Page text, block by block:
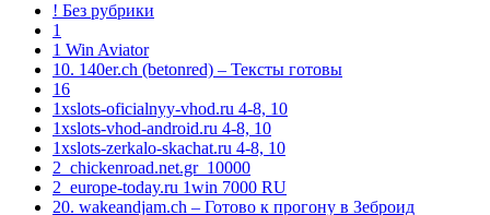
! Без рубрики
1
1 Win Aviator
10. 140er.ch (betonred) – Тексты готовы
16
1xslots-oficialnyy-vhod.ru 4-8, 10
1xslots-vhod-android.ru 4-8, 10
1xslots-zerkalo-skachat.ru 4-8, 10
2_chickenroad.net.gr_10000
2_europe-today.ru 1win 7000 RU
20. wakeandjam.ch – Готово к прогону в Зеброид